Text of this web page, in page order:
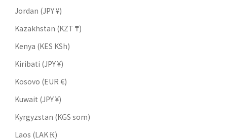
Jordan (JPY ¥)
Kazakhstan (KZT ₸)
Kenya (KES KSh)
Kiribati (JPY ¥)
Kosovo (EUR €)
Kuwait (JPY ¥)
Kyrgyzstan (KGS som)
Laos (LAK ₭)